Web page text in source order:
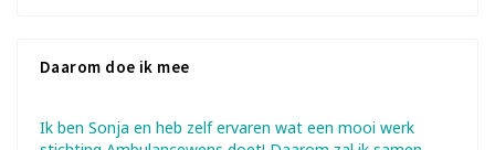
Daarom doe ik mee
Ik ben Sonja en heb zelf ervaren wat een mooi werk